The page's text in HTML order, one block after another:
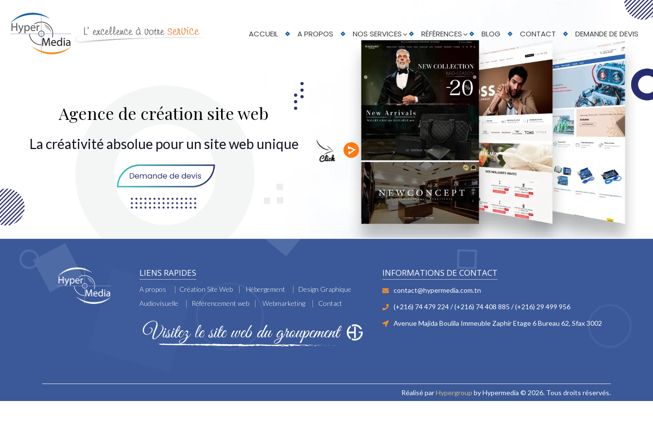
ACCUEIL A PROPOS NOS SERVICES RÉFÉRENCES BLOG CONTACT DEMANDE DE DEVIS
La créativité absolue pour un site web unique
Agence de création site web
LIENS RAPIDES
A propos Création Site Web Hébergement
Design Graphique
Audiovisuelle
Référencement web Webmarketing Contact
INFORMATIONS DE CONTACT
contact@hypermedia.com.tn
(+216) 74 479 224 / (+216) 74 408 885 / (+216) 29 499 956
Avenue Majida Boulila Immeuble Zaphir Etage 6 Bureau 62, Sfax 3002
Réalisé parHypergroup byHypermedia © 2026. Tous droits réservés.